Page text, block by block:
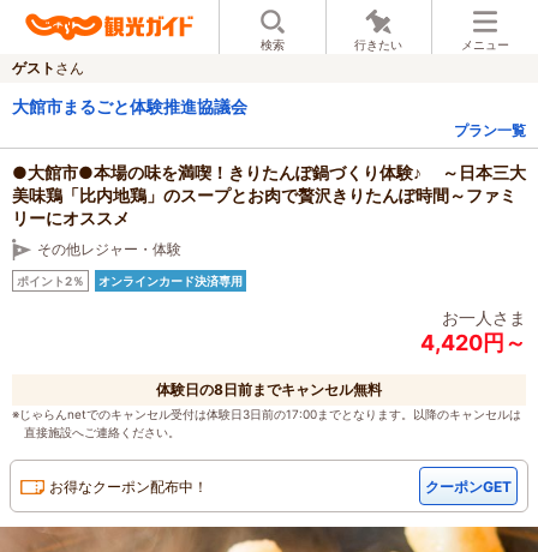
検索 行きたい メニュー
ゲスト さん
大館市まるごと体験推進協議会
プラン一覧
●大館市●本場の味を満喫！きりたんぽ鍋づくり体験♪ ～日本三大
美味鶏「比内地鶏」のスープとお肉で贅沢きりたんぽ時間～ファミ
リーにオススメ
その他レジャー・体験
ポイント2％ オンラインカード決済専用
お一人さま
4,420円～
体験日の8日前までキャンセル無料
※じゃらんnetでのキャンセル受付は体験日3日前の17:00までとなります。以降のキャンセルは
直接施設へご連絡ください。
お得なクーポン配布中！ クーポンGET